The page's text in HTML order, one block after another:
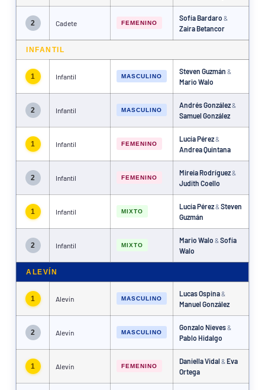
2 Cadete FEMENINO
Sofía Bardaro &
Zaira Betancor
INFANTIL
1 Infantil MASCULINO
Steven Guzmán &
Mario Walo
2 Infantil MASCULINO
Andrés González&
Samuel González
1 Infantil FEMENINO
Lucía Pérez&
Andrea Quintana
2 Infantil FEMENINO
Mireia Rodríguez&
Judith Coello
1 Infantil MIXTO
Lucía Pérez&Steven
Guzmán
2 Infantil MIXTO
Mario Walo &Sofía
Walo
ALEVÍN
1 Alevín MASCULINO
Lucas Ospina&
Manuel González
2 Alevín MASCULINO
Gonzalo Nieves&
Pablo Hidalgo
1 Alevín FEMENINO
Daniella Vidal&Eva
Ortega